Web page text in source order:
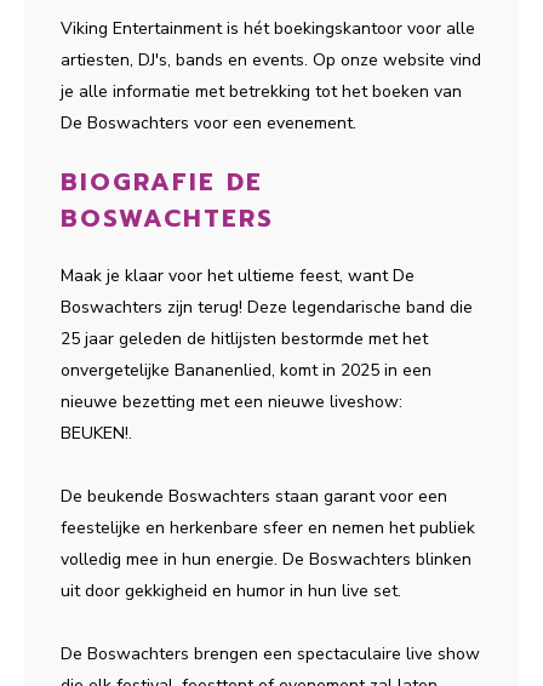
Viking Entertainment is hét boekingskantoor voor alle
artiesten, DJ's, bands en events. Op onze website vind
je alle informatie met betrekking tot het boeken van
De Boswachters voor een evenement.
BIOGRAFIE DE
BOSWACHTERS
Maak je klaar voor het ultieme feest, want De
Boswachters zijn terug! Deze legendarische band die
25 jaar geleden de hitlijsten bestormde met het
onvergetelijke Bananenlied, komt in 2025 in een
nieuwe bezetting met een nieuwe liveshow:
BEUKEN!.
De beukende Boswachters staan garant voor een
feestelijke en herkenbare sfeer en nemen het publiek
volledig mee in hun energie. De Boswachters blinken
uit door gekkigheid en humor in hun live set.
De Boswachters brengen een spectaculaire live show